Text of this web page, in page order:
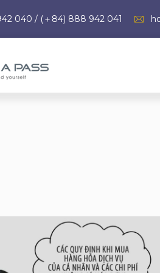
040 / (＋84) 888 942 041